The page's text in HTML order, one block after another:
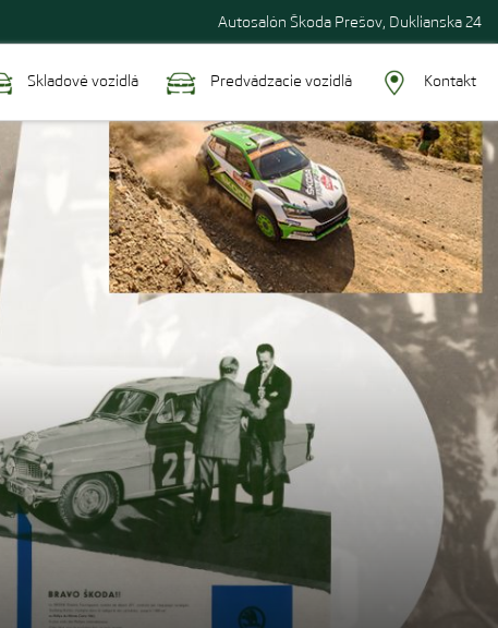
Autosalón Škoda Prešov, Duklianska 24
Skladové vozidlá Predvádzacie vozidlá Kontakt